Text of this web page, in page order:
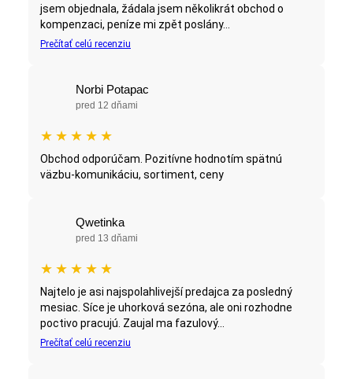
jsem objednala, žádala jsem několikrát obchod o
kompenzaci, peníze mi zpět poslány...
Prečítať celú recenziu
Norbi Potapac
pred 12 dňami
★ ★ ★ ★ ★
Obchod odporúčam. Pozitívne hodnotím spätnú
väzbu-komunikáciu, sortiment, ceny
Qwetinka
pred 13 dňami
★ ★ ★ ★ ★
Najtelo je asi najspolahlivejší predajca za posledný
mesiac. Síce je uhorková sezóna, ale oni rozhodne
poctivo pracujú. Zaujal ma fazulový...
Prečítať celú recenziu